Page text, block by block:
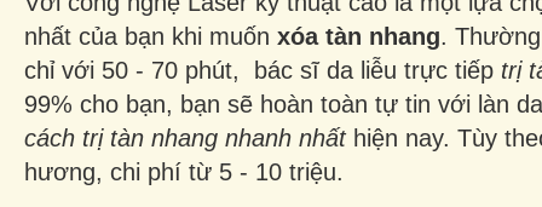
nhất của bạn khi muốn xóa tàn nhang.
chỉ với 50 - 70 phút, bác sĩ da liễu trực tiếp trị
99% cho bạn, bạn sẽ hoàn toàn tự tin với làn
cách trị tàn nhang nhanh nhấthiện nay. Tùy
hương, chi phí từ 5 - 10 triệu.